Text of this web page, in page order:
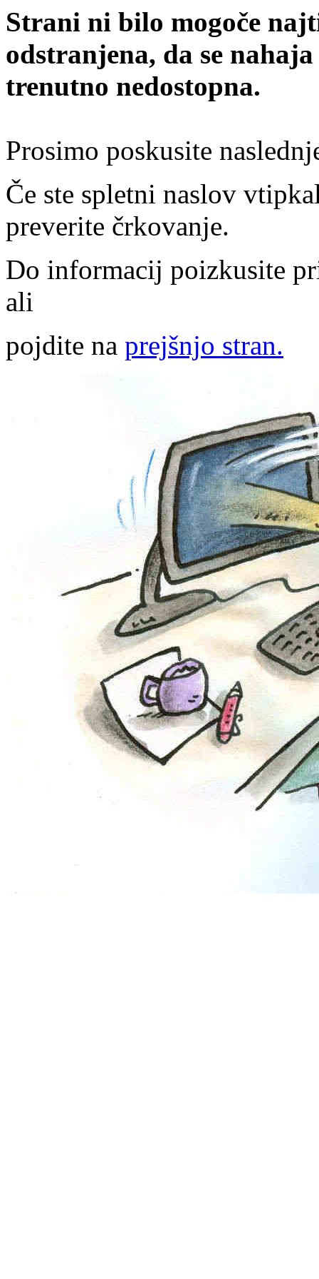
Strani ni bilo mogoče
odstranjena, da se
trenutno nedostopna.
Prosimo poskusite
Če ste spletni naslov
preverite črkovanje.
Do informacij poizkusite
ali
pojdite na prejšnjo stran.